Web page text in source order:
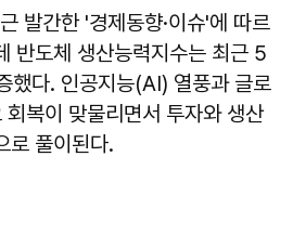
발간한 '경제동향·이슈'에 따르
반도체 생산능력지수는 최근 5
했다. 인공지능(AI) 열풍과 글로
복이 맞물리면서 투자와 생산
로 풀이된다.